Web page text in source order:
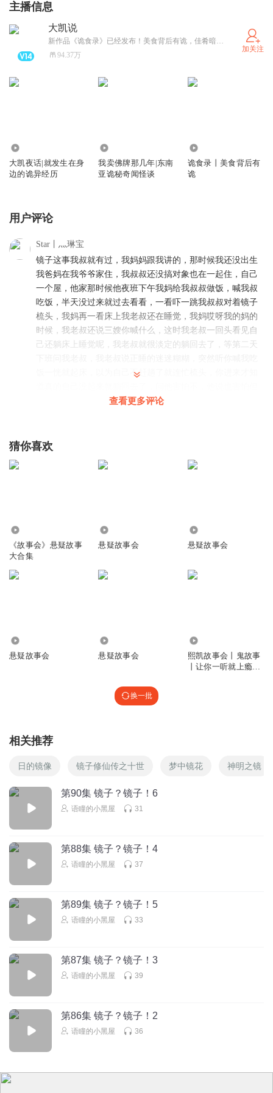
主播信息
大凯说
新作品《诡食录》已经发布！美食背后有诡，佳肴暗藏杀机
94.37万
加关注
大凯夜话|就发生在身
边的诡异经历
我卖佛牌那几年|东南
亚诡秘奇闻怪谈
诡食录丨美食背后有
诡
用户评论
Star丨灬琳宝
镜子这事我叔就有过，我妈妈跟我讲的，那时候我还没出生
我爸妈在我爷爷家住，我叔叔还没搞对象也在一起住，自己
一个屋，他家那时候他夜班下午我妈给我叔叔做饭，喊我叔
吃饭，半天没过来就过去看看，一看吓一跳我叔叔对着镜子
梳头，我妈再一看床上我老叔还在睡觉，我妈哎呀我的妈的
时候，我老叔还说三嫂你喊什么，这时我老叔一回头看见自
己还躺床上睡觉呢，我老叔就很淡定的躺回去了，等第二天
饭一恍就起床，以为自己不赶趟了就连忙梳头，你进来才知
宇智波陈良宇
老人们常说有些东西。我们是不能乱碰的或者说。你们去哪
支持支持支持支持支持，好听好听好听好听好听好听，听着
主播大大能别吧唧嘴么。。。
回复 2020-07-03 2
潇湘妃子Emily
我是不可以没镜子的，我喜欢照镜子
代名词xz
口误有点多
回复
情商超低的人
😂😂🙏🙏🙏🙏👍👍👍👍
2022-02-22
元气十一
我们家这边就是有两个电梯，一个有镜子的，一个没镜子
的，有镜子的那个电梯晚上基本上没开过。都是开的没镜子
的电梯，我也不知道为什么
查看更多评论
猜你喜欢
《故事会》悬疑故事
大合集
悬疑故事会 悬疑故事会
悬疑故事会 悬疑故事会
熙凯故事会丨鬼故事
丨让你一听就上瘾的
换一批
相关推荐
日的镜像 镜子修仙传之十世 梦中镜花 神明之镜
第90集 镜子？镜子！6
语瞳的小黑屋 31
第88集 镜子？镜子！4
语瞳的小黑屋 37
第89集 镜子？镜子！5
语瞳的小黑屋 33
第87集 镜子？镜子！3
语瞳的小黑屋 39
第86集 镜子？镜子！2
语瞳的小黑屋 36